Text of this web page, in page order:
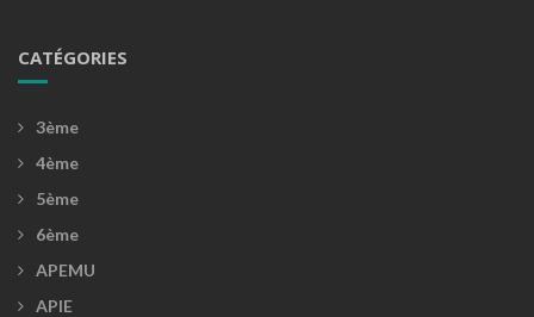
CATÉGORIES
3ème
4ème
5ème
6ème
APEMU
APIE